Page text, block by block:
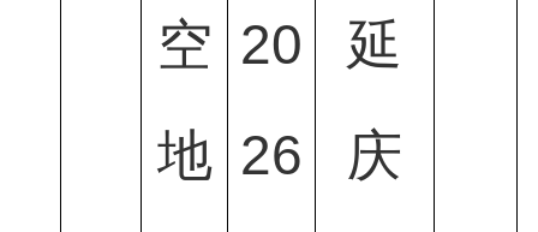
空
地
20
26
延
庆